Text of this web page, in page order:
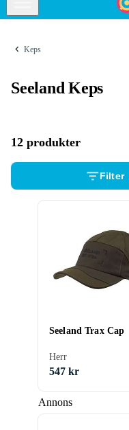
Keps
Seeland Keps
12 produkter
Filter
Annons
Seeland Trax Cap
Herr
547 kr